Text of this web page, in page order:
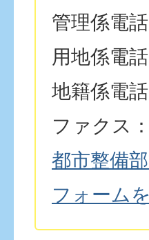
管理係電
用地係電
地籍係電
ファクス
都市整備
フォーム